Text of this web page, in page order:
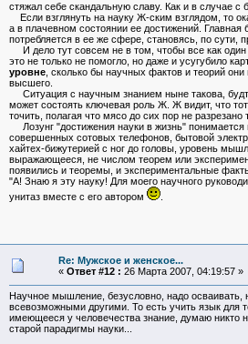
стяжал себе скандальную славу. Как и в случае с
Если взглянуть на науку Ж-ским взглядом, то
а в плачевном состоянии ее достижений.
потребляется в ее же сфере, становясь, по
И дело тут совсем не в том, чтобы все как один
это не только не помогло, но даже и усугубило
уровне, сколько бы научных фактов и теорий
высшего.
Ситуация с научным знанием ныне такова,
может состоять ключевая роль Ж. Ж видит, что
точить, полагая что мясо до сих пор не разрезано
Лозунг "достижения науки в жизнь"
совершенных сотовых телефонов, бытовой
хайтех-бижутерией с ног до головы, уровень
выражающееся, не числом теорем или
появились и теоремы, и экспериментальные
"А! Знаю я эту науку! Для моего научного
унитаз вместе с его автором
.
Re: Мужское и женское...
« Ответ #12 : 26 Марта 2007, 04:19:57 »
Научное мышление, безусловно, надо осваивать,
всевозможными другими. То есть учить язык для
имеющееся у человечества знание, думаю никто
старой парадигмы науки...